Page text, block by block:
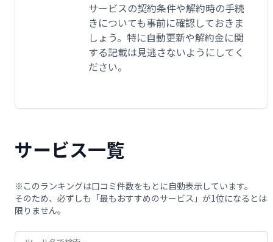
サービスの契約条件や解約時の手続
きについても事前に確認しておきま
しょう。特に自動更新や解約金に関
する記載は見逃さないようにしてく
ださい。
サービス一覧
※このランキングは口コミ件数をもとに自動表示しています。
そのため、必ずしも「最もおすすめのサービス」が1位になるとは
限りません。